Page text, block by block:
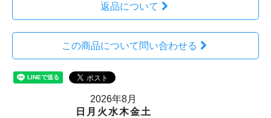
返品について
この商品について問い合わせる
2026年8月
日 月 火 水木金土